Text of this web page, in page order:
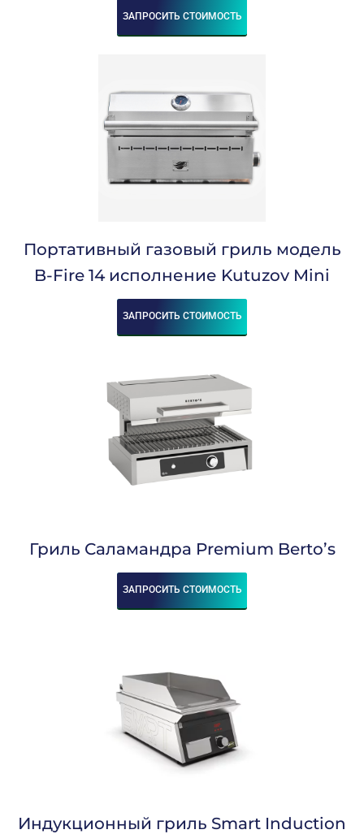
ЗАПРОСИТЬ СТОИМОСТЬ
Портативный газовый гриль модель
B-Fire 14 исполнение Kutuzov Mini
ЗАПРОСИТЬ СТОИМОСТЬ
Гриль Саламандра Premium Berto’s
ЗАПРОСИТЬ СТОИМОСТЬ
Индукционный гриль Smart Induction